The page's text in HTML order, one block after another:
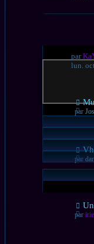
par
lun.
par
par
par irie